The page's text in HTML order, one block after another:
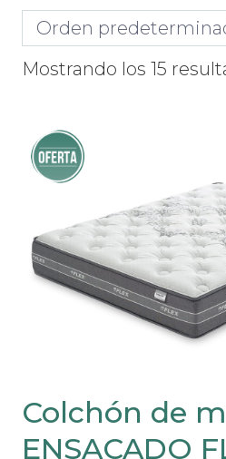
Mostrando los 15
¡Oferta!
Colchón de
ENSACADO